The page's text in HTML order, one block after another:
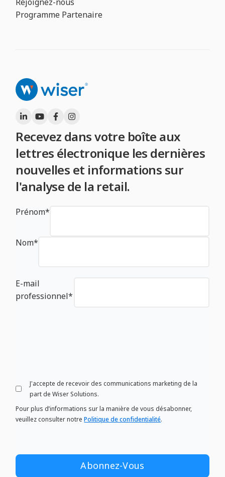
Rejoignez-nous
Programme Partenaire
Recevez dans votre boîte aux
lettres électronique les dernières
nouvelles et informations sur
l'analyse de la retail.
Prénom*
Nom*
E-mail
professionnel*
J'accepte de recevoir des communications marketing de la
part de Wiser Solutions.
Pour plus d’informations sur la manière de vous désabonner,
veuillez consulter notrePolitique de confidentialité.